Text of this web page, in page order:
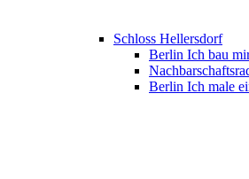
Schloss Hellersdorf
Berlin Ich bau
Berlin Ich male